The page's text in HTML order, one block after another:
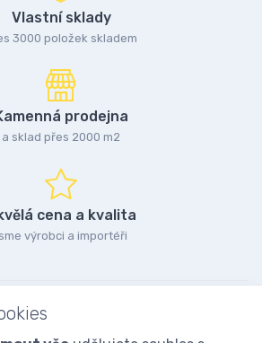
Vlastní sklady
3000 položek skladem
prodejna
a sklad přes 2000 m2
cena a kvalita
výrobci a importéři